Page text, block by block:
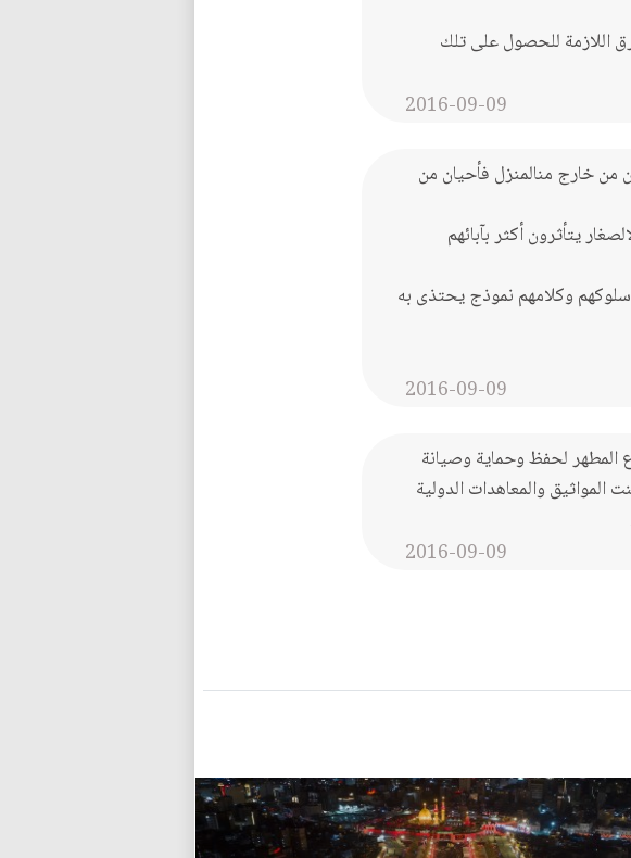
اللازمة للحصول على تلك
2016-09-09
من خارج منالمنزل فأحيان من
يتأثرون أكثر بآبائهم
وكلامهم نموذج يحتذى به
2016-09-09
المطهر لحفظ وحماية وصيانة
والمعاهدات الدولية
2016-09-09